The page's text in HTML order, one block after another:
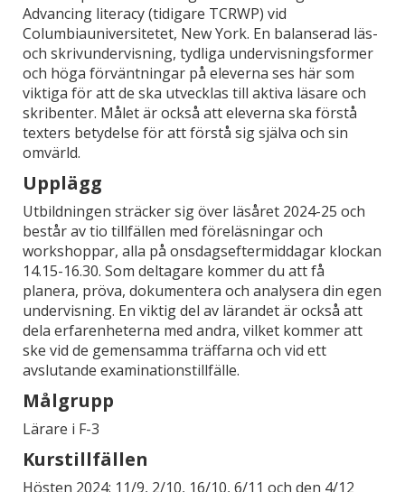
Advancing literacy (tidigare TCRWP) vid
Columbiauniversitetet, New York. En balanserad läs-
och skrivundervisning, tydliga undervisningsformer
och höga förväntningar på eleverna ses här som
viktiga för att de ska utvecklas till aktiva läsare och
skribenter. Målet är också att eleverna ska förstå
texters betydelse för att förstå sig själva och sin
omvärld.
Upplägg
Utbildningen sträcker sig över läsåret 2024-25 och
består av tio tillfällen med föreläsningar och
workshoppar, alla på onsdagseftermiddagar klockan
14.15-16.30. Som deltagare kommer du att få
planera, pröva, dokumentera och analysera din egen
undervisning. En viktig del av lärandet är också att
dela erfarenheterna med andra, vilket kommer att
ske vid de gemensamma träffarna och vid ett
avslutande examinationstillfälle.
Målgrupp
Lärare i F-3
Kurstillfällen
Hösten 2024: 11/9, 2/10, 16/10, 6/11 och den 4/12